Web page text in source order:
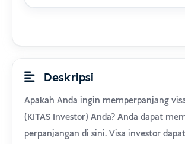
Deskripsi
Apakah Anda ingin memperpanjang
(KITAS Investor) Anda? Anda dapat
perpanjangan di sini. Visa investor